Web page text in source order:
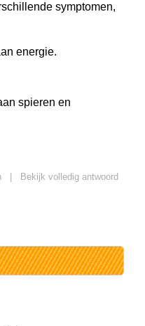
symptomen,
energie.
spieren en
Bekijk volledig antwoord